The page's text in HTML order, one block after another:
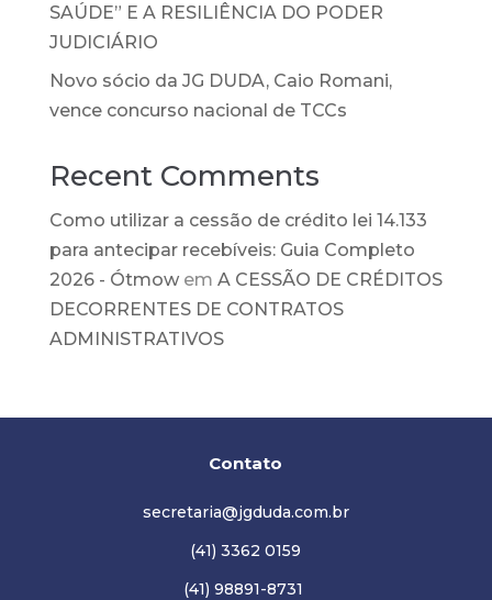
SAÚDE” E A RESILIÊNCIA DO PODER
JUDICIÁRIO
Novo sócio da JG DUDA, Caio Romani,
vence concurso nacional de TCCs
Recent Comments
Como utilizar a cessão de crédito lei 14.133
para antecipar recebíveis: Guia Completo
2026 - Ótmowem A CESSÃO DE CRÉDITOS
DECORRENTES DE CONTRATOS
ADMINISTRATIVOS
Contato
secretaria@jgduda.com.br
(41) 3362 0159
(41) 98891-8731